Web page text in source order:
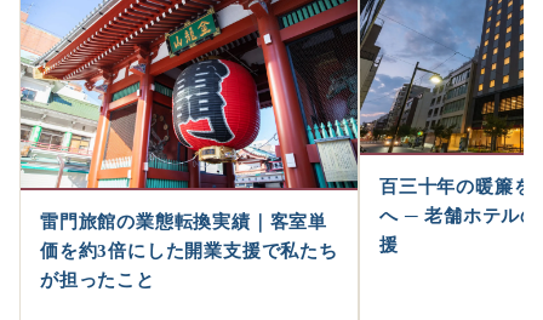
雷門旅館の業態転換実績｜客室単
価を約3倍にした開業支援で私たち
が担ったこと
百三十年の暖簾を
へ ─ 老舗ホテル
援